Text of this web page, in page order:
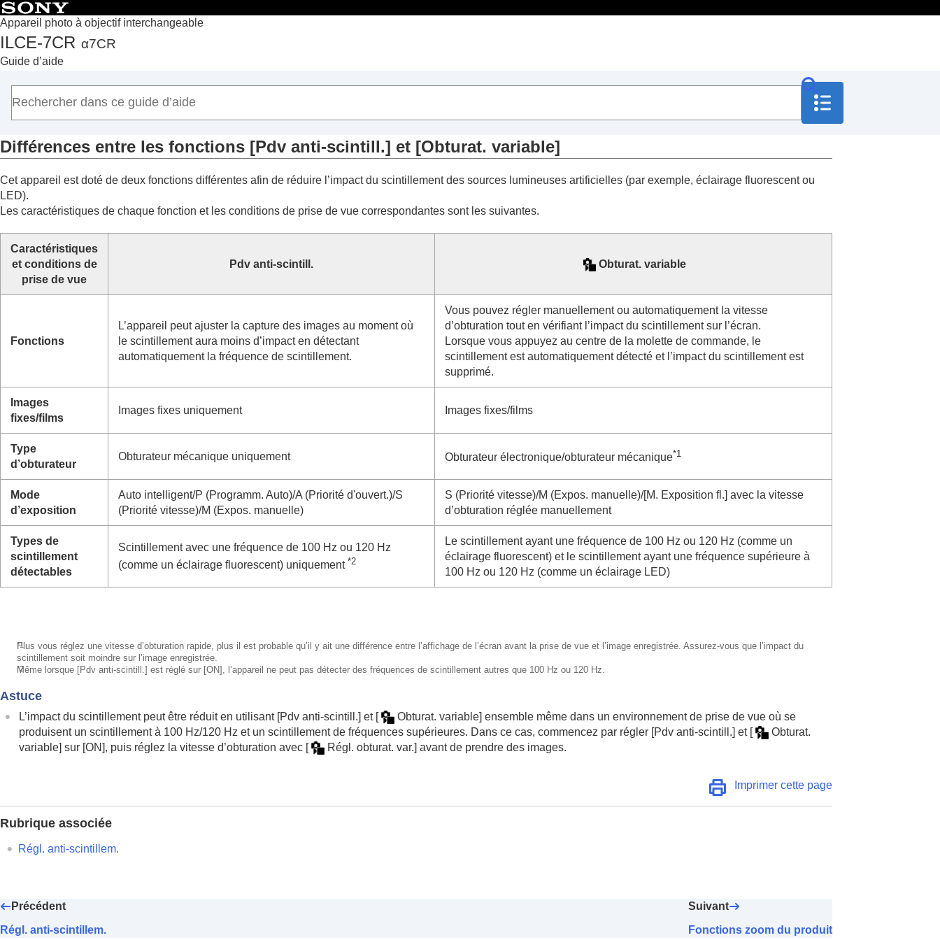
Appareil photo à objectif interchangeable
ILCE-7CR α7CR
Guide d’aide
Accueil
Remarques sur l’utilisation de votre appareil
Vérification de l'appareil et des éléments fournis
Fonctions de base
Recherche de fonctions dans le MENU
Utilisation des fonctions de prise de vue
Fonctions pratiques pour l’enregistrement de vidéos et de vlogs de type autoportrait
Mise au point
Autofocus avec reconnaissance du sujet
Réglage des modes d’exposition/de mesure
Sélection de la sensibilité ISO
Ajout d’effets aux images
Prise de vue avec les modes d’entraînement (prise de vue en continu/retardateur)
Retardateur
(film)
Prise d’images fixes avec une résolution élevée
Réglage de la qualité d’image et du format d’enregistrement
Utilisation des fonctions tactiles
Réglages de l’obturateur
Régl. mode silenc(image fixe/film)
Différences entre les fonctions
Réduction du flou
Comp. d'objectif(image fixe/film)
Réduction du bruit
Réglages TC/UB
Diffusion en direct de la vidéo et du son
Changement des réglages de l’appareil
Fonctions disponibles avec un smartphone
Différences entre les fonctions [Pdv anti-scintill.] et [Obturat. variable]
Cet appareil est doté de deux fonctions différentes afin de réduire l’impact du scintillement des sources lumineuses artificielles (par exemple, éclairage fluorescent ou
LED).
Les caractéristiques de chaque fonction et les conditions de prise de vue correspondantes sont les suivantes.
Caractéristiques
et conditions de
prise de vue
Pdv anti-scintill. Obturat. variable
Fonctions
L’appareil peut ajuster la capture des images au moment où
le scintillement aura moins d’impact en détectant
automatiquement la fréquence de scintillement.
Vous pouvez régler manuellement ou automatiquement la vitesse
d’obturation tout en vérifiant l’impact du scintillement sur l’écran.
Lorsque vous appuyez au centre de la molette de commande, le
scintillement est automatiquement détecté et l’impact du scintillement est
supprimé.
Images
fixes/films
Images fixes uniquement Images fixes/films
Type
d’obturateur
Obturateur mécanique uniquement Obturateur électronique/obturateur mécanique*1
Mode
d’exposition
Auto intelligent/P (Programm. Auto)/A (Priorité d'ouvert.)/S
(Priorité vitesse)/M (Expos. manuelle)
S (Priorité vitesse)/M (Expos. manuelle)/[M. Exposition fl.] avec la vitesse
d’obturation réglée manuellement
Types de
scintillement
détectables
Scintillement avec une fréquence de 100 Hz ou 120 Hz
(comme un éclairage fluorescent) uniquement *2
Le scintillement ayant une fréquence de 100 Hz ou 120 Hz (comme un
éclairage fluorescent) et le scintillement ayant une fréquence supérieure à
100 Hz ou 120 Hz (comme un éclairage LED)
*1
Plus vous réglez une vitesse d’obturation rapide, plus il est probable qu’il y ait une différence entre l’affichage de l’écran avant la prise de vue et l’image enregistrée. Assurez-vous que l’impact du
scintillement soit moindre sur l’image enregistrée.
*2
Même lorsque [Pdv anti-scintill.] est réglé sur [ON] , l’appareil ne peut pas détecter des fréquences de scintillement autres que 100 Hz ou 120 Hz.
Astuce
L’impact du scintillement peut être réduit en utilisant [Pdv anti-scintill.] et [ Obturat. variable] ensemble même dans un environnement de prise de vue où se
produisent un scintillement à 100 Hz/120 Hz et un scintillement de fréquences supérieures. Dans ce cas, commencez par régler [Pdv anti-scintill.] et [
Obturat.
variable] sur [ON], puis réglez la vitesse d’obturation avec [ Régl. obturat. var.] avant de prendre des images.
Imprimer cette page
Rubrique associée
Régl. anti-scintillem.
Précédent
Régl. anti-scintillem.
Suivant
Fonctions zoom du produit